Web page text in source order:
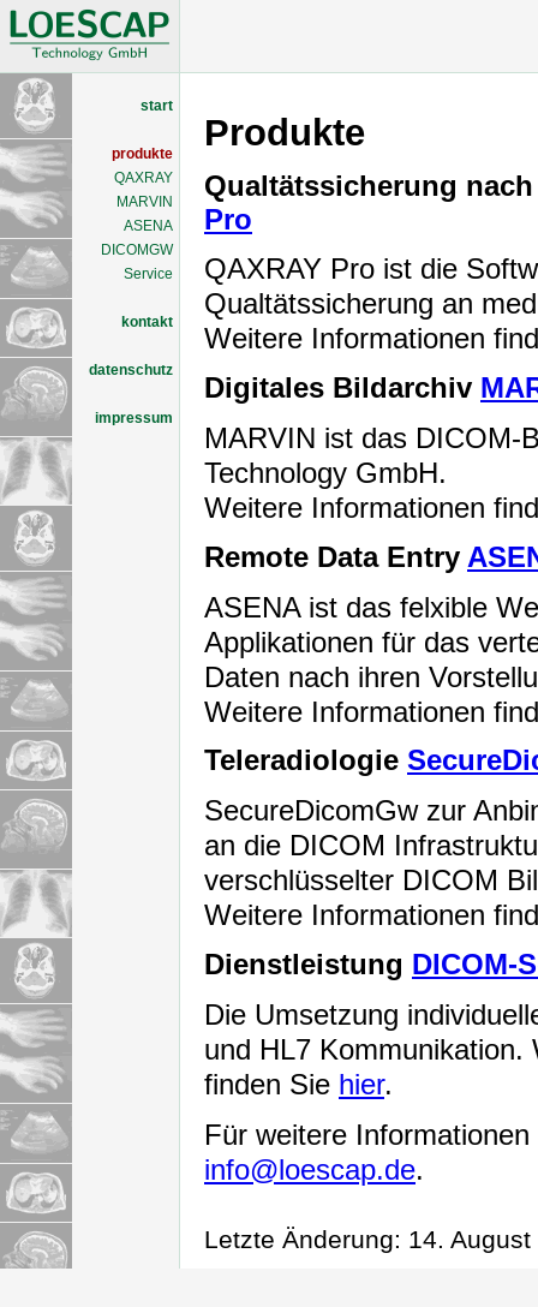
start
produkte
QAXRAY
MARVIN
ASENA
DICOMGW
Service
kontakt
datenschutz
impressum
Produkte
Qualtätssicherung nach
Pro
QAXRAY Pro ist die
Qualtätssicherung an
Weitere Informationen
Digitales Bildarchiv
MARVIN ist das DICOM-
Technology GmbH.
Weitere Informationen
Remote Data Entry
ASENA ist das felxible
Applikationen für das
Daten nach ihren
Weitere Informationen
Teleradiologie
SecureDicomGw zur
an die DICOM
verschlüsselter DICOM
Weitere Informationen
Dienstleistung DICOM-
Die Umsetzung
und HL7 Kommunikation.
finden Sie hier.
Für weitere
info@loescap.de.
Letzte Änderung: 14.